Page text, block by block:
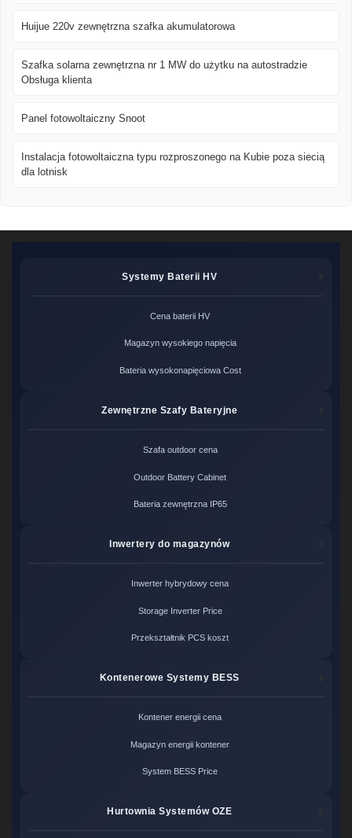
Huijue 220v zewnętrzna szafka akumulatorowa
Szafka solarna zewnętrzna nr 1 MW do użytku na autostradzie
Obsługa klienta
Panel fotowoltaiczny Snoot
Instalacja fotowoltaiczna typu rozproszonego na Kubie poza siecią
dla lotnisk
Systemy Baterii HV
Cena baterii HV
Magazyn wysokiego napięcia
Bateria wysokonapięciowa Cost
Zewnętrzne Szafy Bateryjne
Szafa outdoor cena
Outdoor Battery Cabinet
Bateria zewnętrzna IP65
Inwertery do magazynów
Inwerter hybrydowy cena
Storage Inverter Price
Przekształtnik PCS koszt
Kontenerowe Systemy BESS
Kontener energii cena
Magazyn energii kontener
System BESS Price
Hurtownia Systemów OZE